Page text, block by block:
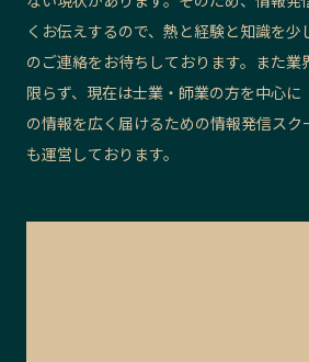
くお伝えするので、熱と経験と知識を少
のご連絡をお待ちしております。また業
限らず、現在は士業・師業の方を中心
の情報を広く届けるための情報発信スク
も運営しております。